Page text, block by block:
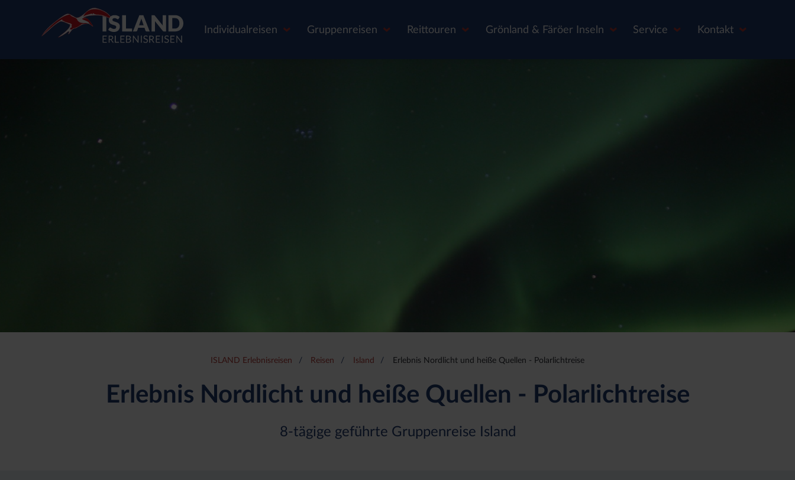
Individualreisen Gruppenreisen Reittouren Grönland & Färöer Inseln Service Kontakt
ISLAND Erlebnisreisen Reisen Island Erlebnis Nordlicht und heiße Quellen - Polarlichtreise
Erlebnis Nordlicht und heiße Quellen - Polarlichtreise
8-tägige geführte Gruppenreise Island